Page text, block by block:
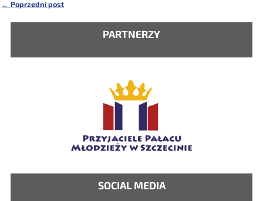
←Poprzedni post
PARTNERZY
SOCIAL MEDIA